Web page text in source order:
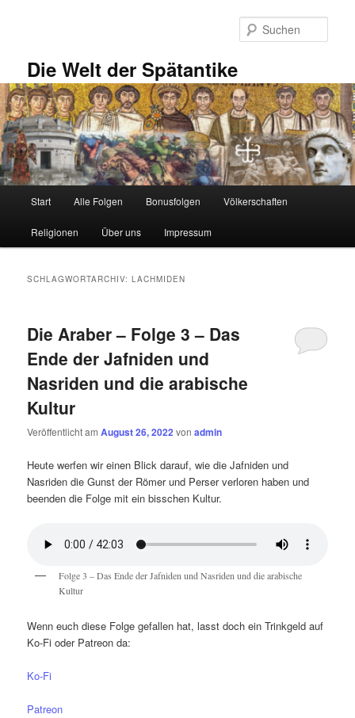
Die Welt der Spätantike
Start Alle Folgen Bonusfolgen Völkerschaften
Religionen Über uns Impressum
SCHLAGWORTARCHIV:LACHMIDEN
Die Araber – Folge 3 – Das
Ende der Jafniden und
Nasriden und die arabische
Kultur
Veröffentlicht amAugust 26, 2022vonadmin
Heute werfen wir einen Blick darauf, wie die Jafniden und
Nasriden die Gunst der Römer und Perser verloren haben und
beenden die Folge mit ein bisschen Kultur.
Folge 3 – Das Ende der Jafniden und Nasriden und die arabische
Kultur
Wenn euch diese Folge gefallen hat, lasst doch ein Trinkgeld auf
Ko-Fi oder Patreon da:
Ko-Fi
Patreon